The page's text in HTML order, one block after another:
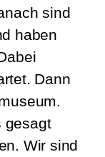
sind
haben
Dann
gesagt
Wir sind